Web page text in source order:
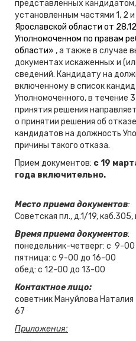
представленных
установленным частями 1, 2
Ярославской области от
Уполномоченном по правам
области» , а также в случае
документах искаженных и
сведений. Кандидату на
включенному в список
Уполномоченного, в течение
принятия решения
о принятии решения об
кандидатов на должность
причины такого отказа.
Прием документов: с 19
года включительно.
Место приема документов:
Советская пл., д.1/19, каб.305,
Время приема документов:
понедельник-четверг: с 9-
пятница: с 9-00 до 16-00
обед: с 12-00 до 13-00
Контактное лицо:
советник Мануйлова
67
Приложения: